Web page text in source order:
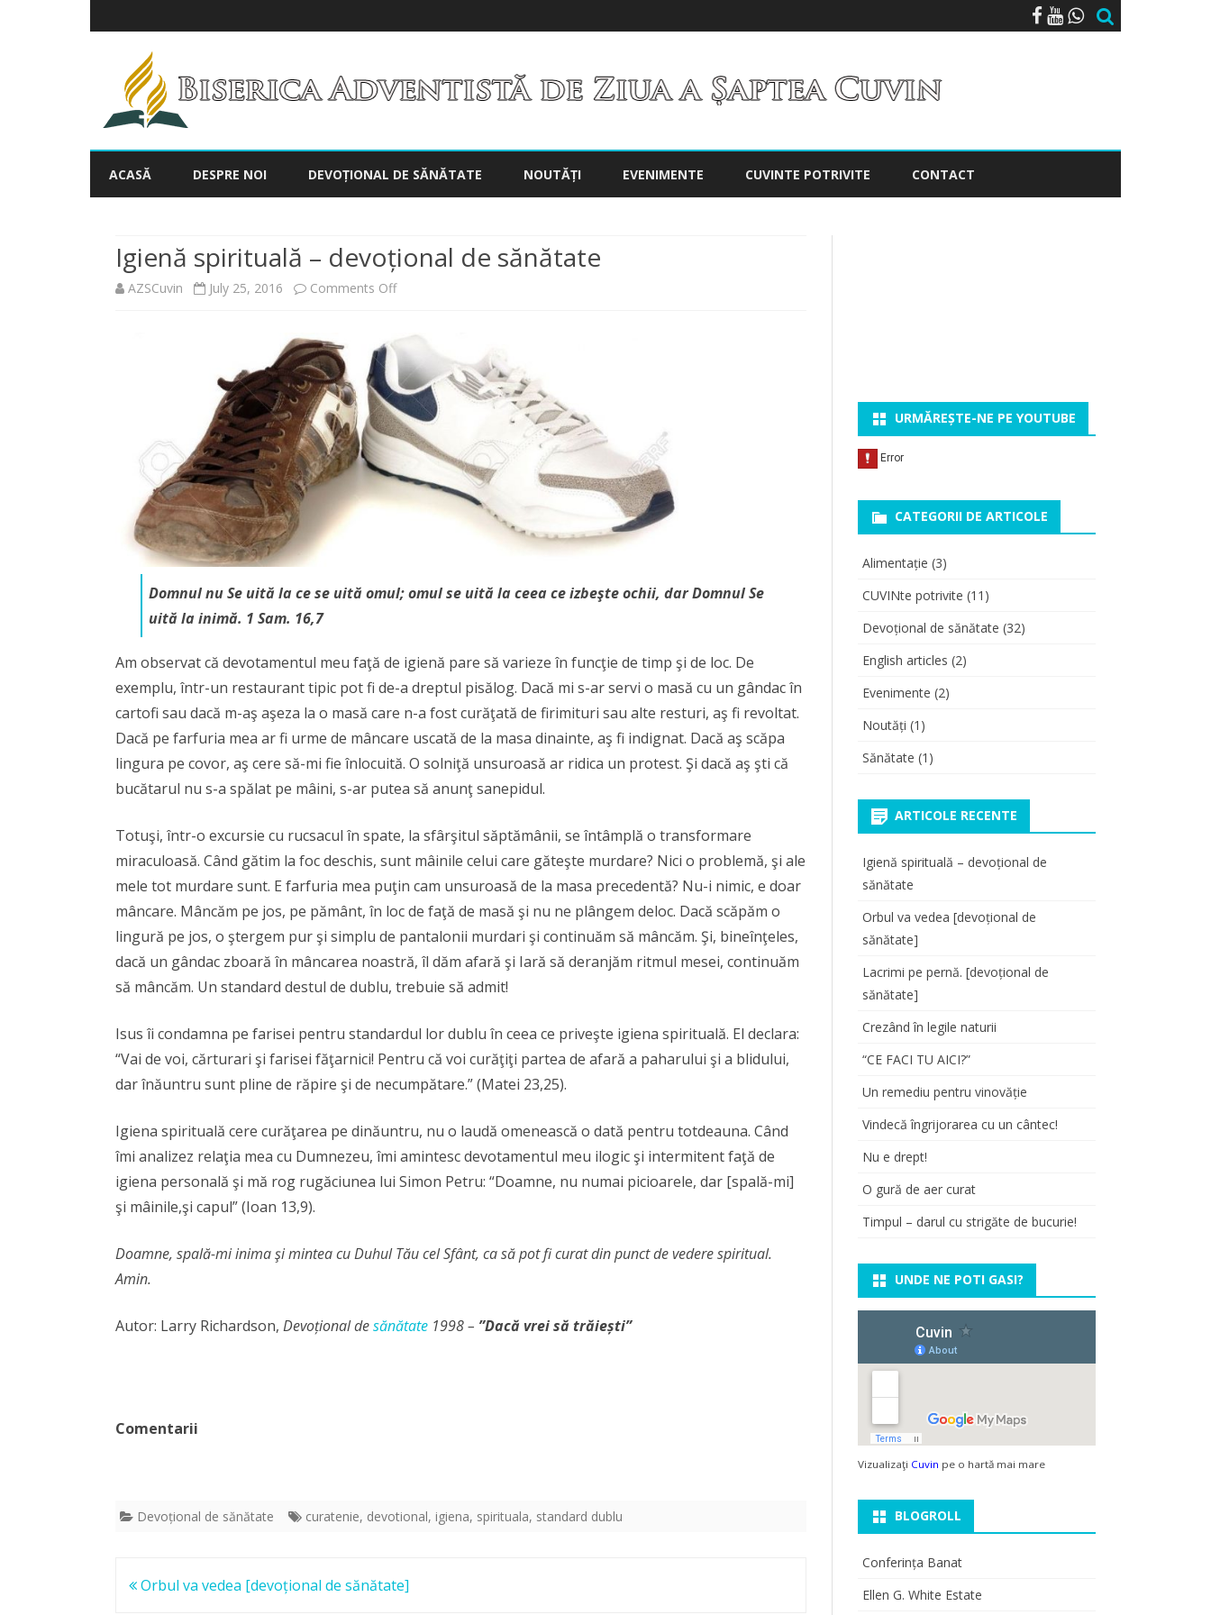
ACASĂ DESPRE NOI DEVOȚIONAL DE SĂNĂTATE NOUTĂȚI EVENIMENTE CUVINTE POTRIVITE CONTACT
Igienă spirituală – devoțional de sănătate
AZSCuvin July 25, 2016 Comments Offon
spirituală
–
devoțional
de
sănătate
Domnul nu Se uită la ce se uită omul; omul se uită la ceea ce izbeşte ochii, dar Domnul Se
uită la inimă. 1 Sam. 16,7
Am observat că devotamentul meu faţă de igienă pare să varieze în funcţie de timp şi de loc. De
exemplu, într-un restaurant tipic pot fi de-a dreptul pisălog. Dacă mi s-ar servi o masă cu un gândac în
cartofi sau dacă m-aş aşeza la o masă care n-a fost curăţată de firimituri sau alte resturi, aş fi revoltat.
Dacă pe farfuria mea ar fi urme de mâncare uscată de la masa dinainte, aş fi indignat. Dacă aş scăpa
lingura pe covor, aş cere să-mi fie în­locuită. O solniţă unsuroasă ar ridica un protest. Şi dacă aş şti că
bucătarul nu s-a spălat pe mâini, s-ar putea să anunţ sanepidul.
Totuşi, într-o excursie cu rucsacul în spate, la sfârşitul săptămânii, se în­tâmplă o transformare
miraculoasă. Când gătim la foc deschis, sunt mâinile celui care găteşte murdare? Nici o problemă, şi ale
mele tot murdare sunt. E farfuria mea puţin cam unsuroasă de la masa precedentă? Nu-i nimic, e doar
mâncare. Mâncăm pe jos, pe pământ, în loc de faţă de masă şi nu ne plângem deloc. Dacă scăpăm o
lingură pe jos, o ştergem pur şi simplu de pantalonii murdari şi continuăm să mâncăm. Şi, bineînţeles,
dacă un gândac zboară în mâncarea noastră, îl dăm afară şi Iară să deranjăm ritmul mesei, continuăm
să mâncăm. Un standard destul de dublu, trebuie să admit!
Isus îi condamna pe farisei pentru standardul lor dublu în ceea ce priveşte igiena spirituală. El declara:
“Vai de voi, cărturari şi farisei făţarnici! Pentru că voi curăţiţi partea de afară a paharului şi a blidului,
dar înăuntru sunt pline de răpire şi de necumpătare.” (Matei 23,25).
Igiena spirituală cere curăţarea pe dinăuntru, nu o laudă omenească o dată pentru totdeauna. Când
îmi analizez relaţia mea cu Dumnezeu, îmi amintesc devotamentul meu ilogic şi intermitent faţă de
igiena personală şi mă rog rugăciunea lui Simon Petru: “Doamne, nu numai picioarele, dar [spală-mi]
şi mâinile,şi capul” (Ioan 13,9).
Doamne, spală-mi inima şi mintea cu Duhul Tău cel Sfânt, ca să pot fi curat din punct de vedere spiritual.
Amin.
Autor: Larry Richardson, Devoțional desănătate 1998 – ”Dacă vrei să trăiești”
Comentarii
Devoțional de sănătate curatenie, devotional, igiena, spirituala, standard dublu
Post
Orbul va vedea [devoțional de sănătate]
URMĂREȘTE-NE PE YOUTUBE
CATEGORII DE ARTICOLE
Alimentație (3)
CUVINte potrivite (11)
Devoțional de sănătate (32)
English articles (2)
Evenimente (2)
Noutăți (1)
Sănătate (1)
ARTICOLE RECENTE
Igienă spirituală – devoțional de
sănătate
Orbul va vedea [devoțional de
sănătate]
Lacrimi pe pernă. [devoțional de
sănătate]
Crezând în legile naturii
“CE FACI TU AICI?”
Un remediu pentru vinovăție
Vindecă îngrijorarea cu un cântec!
Nu e drept!
O gură de aer curat
Timpul – darul cu strigăte de bucurie!
UNDE NE POTI GASI?
Vizualizaţi Cuvin pe o hartă mai mare
BLOGROLL
Conferința Banat
Ellen G. White Estate